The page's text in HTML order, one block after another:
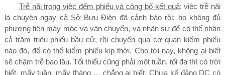
Trễ nãi trong việc đếm phiếu và công bố kết quả: việc trễ nãi
là chuyện ngay cả Sở Bưu Điện đã cảnh báo rồi: họ không đủ
phương tiện máy móc và vận chuyển, và nhân sự để có thể nhận
cả trăm triệu phiếu bầu cử, rồi chuyển qua cơ quan kiểm phiếu
nào đó, để có thể kiểm phiếu kịp thời. Cho tới nay, không ai biết
sẽ chậm trễ bao lâu. Tối thiểu cũng phải một tuần, tối đa thì có trời
biết, mấy tuần, mấy tháng,… chẳng ai biết. Chưa kể đảng DC có